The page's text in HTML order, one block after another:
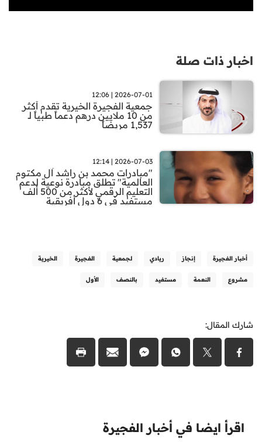
اخبار ذات صلة
2026-07-01 | 12:06
جمعية الفجيرة الخيرية تقدم أكثر
من 10 ملايين درهم دعماً طبياً لـ
1,537 مريضاً
2026-07-03 | 12:14
"مبادرات محمد بن راشد آل مكتوم
العالمية" تطلق مبادرة نوعية لدعم
التعليم الرقمي لأكثر من 500 ألف
مستفيد في 6 دول أفريقية
أخبار الفجيرة إنجاز ريادي لجمعية الفجيرة الخيرية
مشروع النعمة مستفيد بالنصف الأول
شارك المقال:
اقرأ ايضا في أخبار الفجيرة